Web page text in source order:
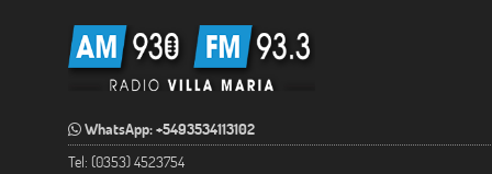
WhatsApp: +5493534113102
Tel: (0353) 4523754